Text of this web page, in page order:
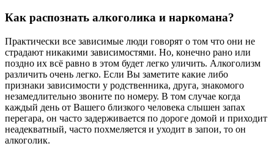
Как распознать алкоголика и наркомана?
Практически все зависимые люди говорят о том что они не
страдают никакими зависимостями. Но, конечно рано или
поздно их всё равно в этом будет легко уличить. Алкоголизм
различить очень легко. Если Вы заметите какие либо
признаки зависимости у родственника, друга, знакомого
незамедлительно звоните по номеру. В том случае когда
каждый день от Вашего близкого человека слышен запах
перегара, он часто задерживается по дороге домой и приходит
неадекватный, часто похмеляется и уходит в запои, то он
алкоголик.